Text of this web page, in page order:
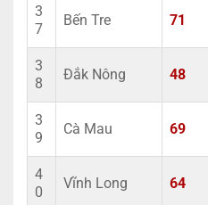
3
7
Bến Tre 71
3
8
Đắk Nông 48
3
9
Cà Mau 69
4
0
Vĩnh Long 64